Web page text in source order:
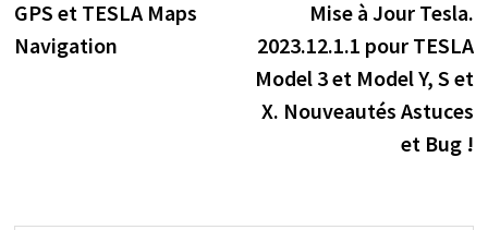
de
l’article
précédente :
GPS et TESLA Maps
Navigation
Mise à Jour Tesla.
2023.12.1.1 pour TESLA
Model 3 et Model Y, S et
X. Nouveautés Astuces
et Bug !